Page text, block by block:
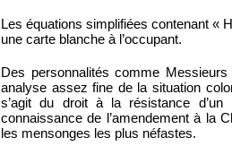
Les équations simplifiées contenant «
une carte blanche à l’occupant.
Des personnalités comme
analyse assez fine de la situation
s’agit du droit à la résistance
connaissance de l’amendement à la
les mensonges les plus néfastes.